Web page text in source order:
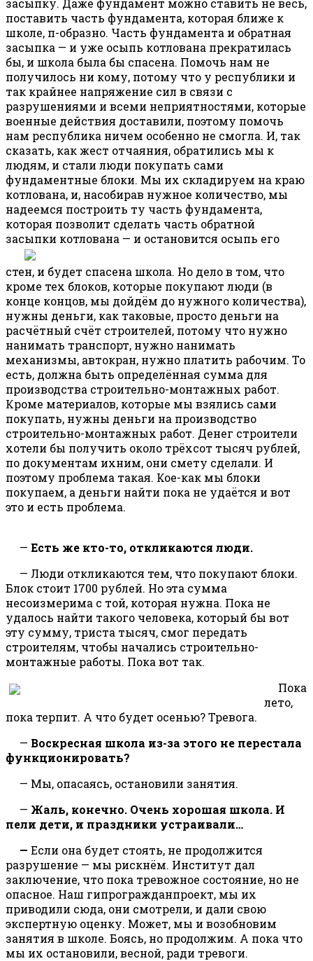
засыпку. Даже фундамент можно ставить не весь,
поставить часть фундамента, которая ближе к
школе, п-образно. Часть фундамента и обратная
засыпка — и уже осыпь котлована прекратилась
бы, и школа была бы спасена. Помочь нам не
получилось ни кому, потому что у республики и
так крайнее напряжение сил в связи с
разрушениями и всеми неприятностями, которые
военные действия доставили, поэтому помочь
нам республика ничем особенно не смогла. И, так
сказать, как жест отчаяния, обратились мы к
людям, и стали люди покупать сами
фундаментные блоки. Мы их складируем на краю
котлована, и, насобирав нужное количество, мы
надеемся построить ту часть фундамента,
которая позволит сделать часть обратной
засыпки котлована — и остановится осыпь его
стен, и будет спасена школа. Но дело в том, что
кроме тех блоков, которые покупают люди (в
конце концов, мы дойдём до нужного количества),
нужны деньги, как таковые, просто деньги на
расчётный счёт строителей, потому что нужно
нанимать транспорт, нужно нанимать
механизмы, автокран, нужно платить рабочим. То
есть, должна быть определённая сумма для
производства строительно-монтажных работ.
Кроме материалов, которые мы взялись сами
покупать, нужны деньги на производство
строительно-монтажных работ. Денег строители
хотели бы получить около трёхсот тысяч рублей,
по документам ихним, они смету сделали. И
поэтому проблема такая. Кое-как мы блоки
покупаем, а деньги найти пока не удаётся и вот
это и есть проблема.
— Есть же кто-то, откликаются люди.
— Люди откликаются тем, что покупают блоки.
Блок стоит 1700 рублей. Но эта сумма
несоизмерима с той, которая нужна. Пока не
удалось найти такого человека, который бы вот
эту сумму, триста тысяч, смог передать
строителям, чтобы начались строительно-
монтажные работы. Пока вот так.
Пока
лето,
пока терпит. А что будет осенью? Тревога.
— Воскресная школа из-за этого не перестала
функционировать?
— Мы, опасаясь, остановили занятия.
— Жаль, конечно. Очень хорошая школа. И
пели дети, и праздники устраивали…
— Если она будет стоять, не продолжится
разрушение — мы рискнём. Институт дал
заключение, что пока тревожное состояние, но не
опасное. Наш гипрогражданпроект, мы их
приводили сюда, они смотрели, и дали свою
экспертную оценку. Может, мы и возобновим
занятия в школе. Боясь, но продолжим. А пока что
мы их остановили, весной, ради тревоги.